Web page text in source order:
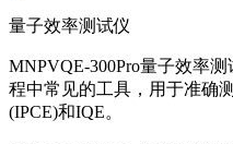
量子效率测试仪
MNPVQE-300Pro量子效率
程中常见的工具，用于准确
(IPCE)和IQE。